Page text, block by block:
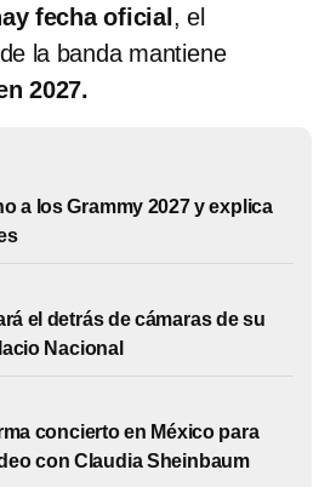
fecha oficial , el
la banda mantiene
2027.
a los Grammy 2027 y explica
el detrás de cámaras de su
Nacional
concierto en México para
con Claudia Sheinbaum